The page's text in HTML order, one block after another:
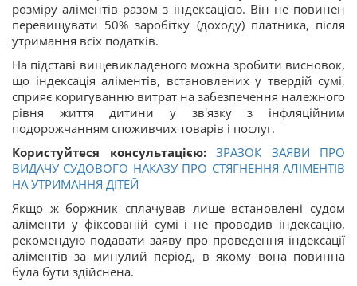
розміру аліментів разом з індексацією. Він не повинен
перевищувати 50% заробітку (доходу) платника, після
утримання всіх податків.
На підставі вищевикладеного можна зробити висновок,
що індексація аліментів, встановлених у твердій сумі,
сприяє коригуванню витрат на забезпечення належного
рівня життя дитини у зв'язку з інфляційним
подорожчанням споживчих товарів і послуг.
Користуйтеся консультацією: ЗРАЗОК ЗАЯВИ ПРО
ВИДАЧУ СУДОВОГО НАКАЗУ ПРО СТЯГНЕННЯ АЛІМЕНТІВ
НА УТРИМАННЯ ДІТЕЙ
Якщо ж боржник сплачував лише встановлені судом
аліменти у фіксованій сумі і не проводив індексацію,
рекомендую подавати заяву про проведення індексації
аліментів за минулий період, в якому вона повинна
була бути здійснена.